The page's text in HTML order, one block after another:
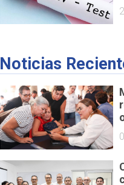
Noticias